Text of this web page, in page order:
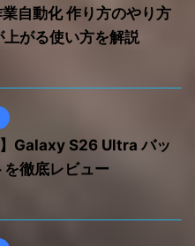
自動化 作り方のやり方
上がる使い方を解説
Galaxy S26 Ultra バッ
徹底レビュー